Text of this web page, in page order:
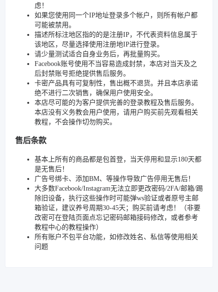
虑！
如果您使用同一个IP地址登录多个帐户，则所有帐户都
可能被禁用。
描述所标注地区指的的是注册IP，不代表资料信息属于
该地区，尽量选择使用注册地IP进行登录。
请少量测试适合自身业务后，再批量购买。
Facebook账号使用不当容易造成封禁，本店对当天及之
后封禁账号拒绝提供售后服务。
卡密产品具有可复制性，售出概不退货。并且本店承诺
绝不进行二次销售，确保用户使用安全。
本店尽可能的为客户提供完善的登录教程及售后服务。
本店没有义务教会用户使用，请用户购买前先观看相关
教程，不会操作切勿购买。
售后条款
基本上所有的商品都是包首登，当天停用和显示180天都
是无售后！
广告号绑卡、添加BM、等操作导致广告停用无售后！
大多数Facebook/Instagram无法立即更改密码/2FA/邮箱/踢
除旧设备，执行这些操作时可能弹ws验证或者原号主邮
箱验证，建议养号周期30-45天；购买前请考虑！（非要
改密可在登陆页面点忘记密码邮箱接码修改，或者参考
教程中心的教程操作）
所有账户不包平台功能，如修改姓名、私信等使用相关
问题